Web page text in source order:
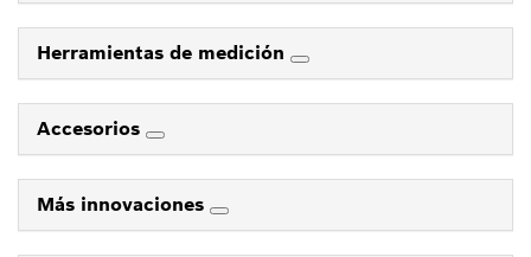
Herramientas de medición
Accesorios
Más innovaciones